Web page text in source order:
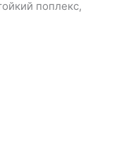
поплекс,